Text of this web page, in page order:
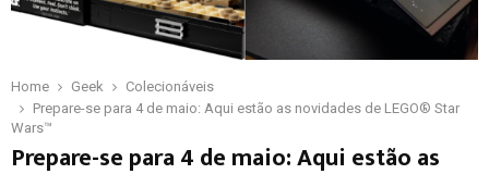
Home Geek
Colecionáveis
Prepare-se para 4 de maio: Aqui estão as novidades de LEGO® Star
Wars™
Prepare-se para 4 de maio: Aqui estão as